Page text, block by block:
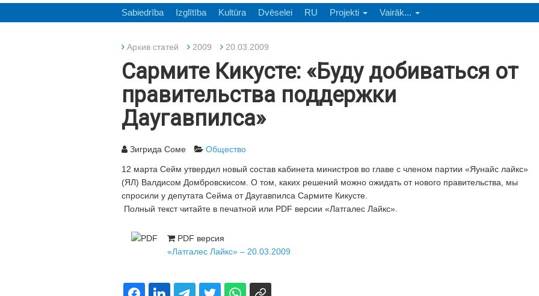
Sabiedrība Izglītība Kultūra Dvēselei RU Projekti Vairāk...
Архив статей 2009 20.03.2009
Сармите Кикусте: «Буду добиваться от
правительства поддержки
Даугавпилса»
Зигрида Соме Общество
12 марта Сейм утвердил новый состав кабинета министров во главе с членом партии «Яунайс лайкс»
(ЯЛ) Валдисом Домбровскисом. О том, каких решений можно ожидать от нового правительства, мы
спросили у депутата Сейма от Даугавпилса Сармите Кикусте.
Полный текст читайте в печатной или PDF версии «Латгалес Лайкс».
PDF версия
«Латгалес Лайкс» – 20.03.2009